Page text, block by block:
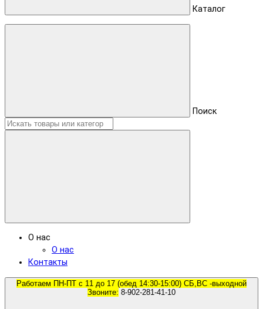
Каталог
Поиск
О нас
О нас
Контакты
Работаем ПН-ПТ с 11 до 17 (обед 14:30-15:00) СБ,ВС -выходной
Звоните: